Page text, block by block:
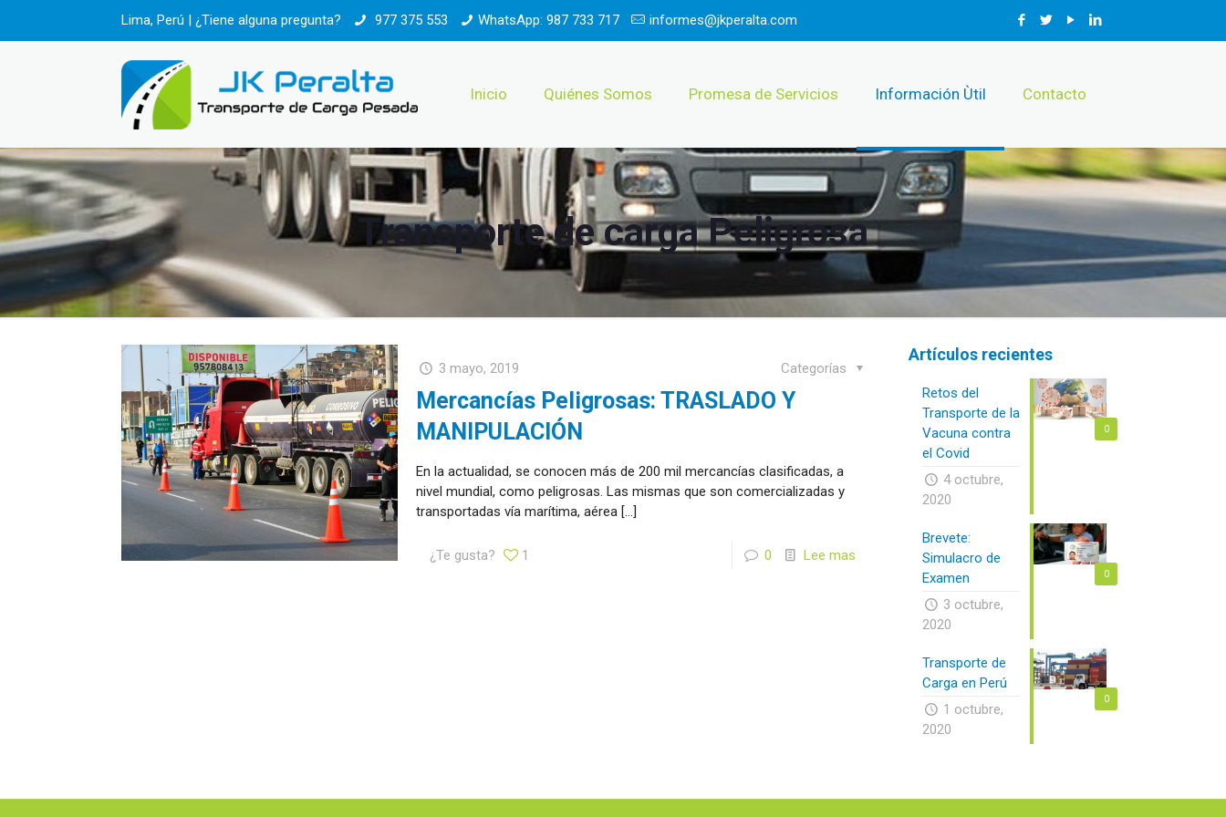
Lima, Perú | ¿Tiene alguna pregunta? 977 375 553 WhatsApp: 987 733 717 informes@jkperalta.com
Inicio Quiénes Somos Promesa de Servicios Información Ùtil Contacto
Transporte de carga Peligrosa
3 mayo, 2019 Categorías
Mercancías Peligrosas: TRASLADO Y
MANIPULACIÓN
En la actualidad, se conocen más de 200 mil mercancías clasificadas, a
nivel mundial, como peligrosas. Las mismas que son comercializadas y
transportadas vía marítima, aérea […]
¿Te gusta? 1 0 Lee mas
Artículos recientes
0
Retos del
Transporte de la
Vacuna contra
el Covid
4 octubre,
2020
0
Brevete:
Simulacro de
Examen
3 octubre,
2020
0
Transporte de
Carga en Perú
1 octubre,
2020